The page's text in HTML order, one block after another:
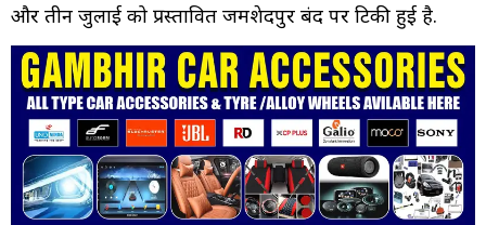
और तीन जुलाई को प्रस्तावित जमशेदपुर बंद पर टिकी हुई है.